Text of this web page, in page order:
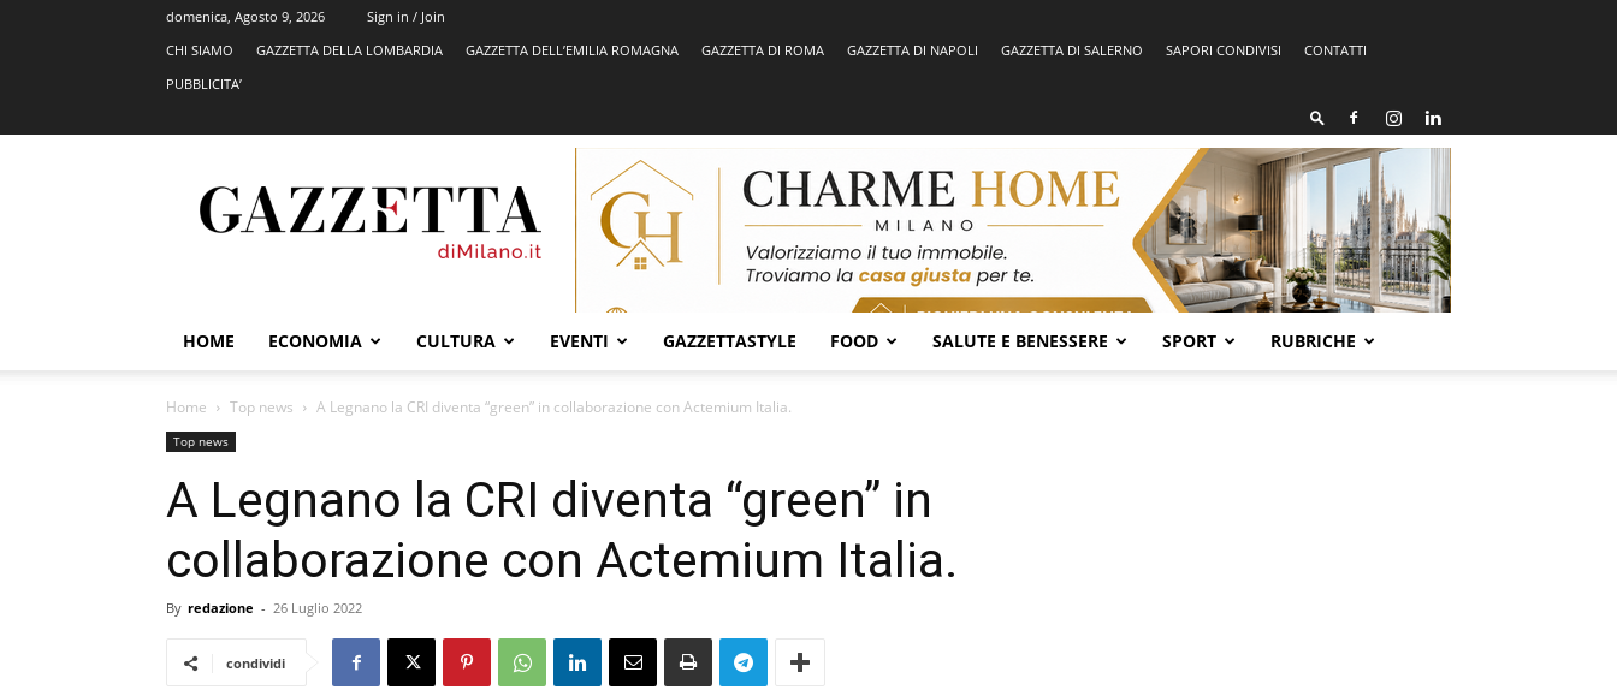
domenica, Agosto 9, 2026
Sign in / Join
CHI SIAMO
GAZZETTA DELLA LOMBARDIA GAZZETTA DELL’EMILIA ROMAGNA GAZZETTA DI ROMA GAZZETTA DI NAPOLI GAZZETTA DI SALERNO SAPORI CONDIVISI
CONTATTI
PUBBLICITA’
HOME ECONOMIA CULTURA EVENTI GAZZETTASTYLE FOOD SALUTE E BENESSERE SPORT RUBRICHE
Home Top news A Legnano la CRI diventa “green” in collaborazione con Actemium Italia.
Top news
A Legnano la CRI diventa “green” in
collaborazione con Actemium Italia.
By redazione - 26 Luglio 2022
condividi